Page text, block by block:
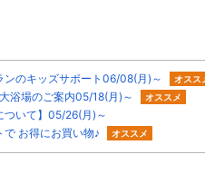
ンのキッズサポート06/08(月)～ オスス
浴場のご案内05/18(月)～ オススメ
ついて】05/26(月)～
で お得にお買い物♪
オススメ